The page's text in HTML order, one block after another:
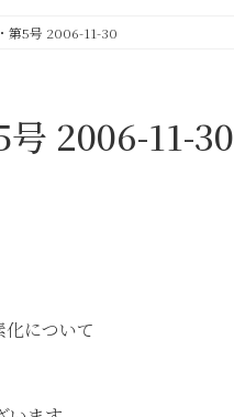
第5号 2006-11-30
2006-11-30
について